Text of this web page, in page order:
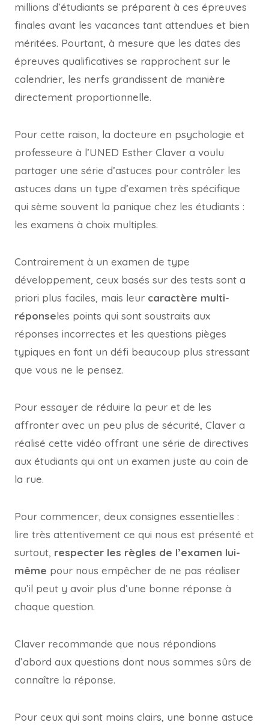
millions d’étudiants se préparent à ces épreuves
finales avant les vacances tant attendues et bien
méritées. Pourtant, à mesure que les dates des
épreuves qualificatives se rapprochent sur le
calendrier, les nerfs grandissent de manière
directement proportionnelle.
Pour cette raison, la docteure en psychologie et
professeure à l’UNED Esther Claver a voulu
partager une série d’astuces pour contrôler les
astuces dans un type d’examen très spécifique
qui sème souvent la panique chez les étudiants :
les examens à choix multiples.
Contrairement à un examen de type
développement, ceux basés sur des tests sont a
priori plus faciles, mais leur caractère multi-
réponseles points qui sont soustraits aux
réponses incorrectes et les questions pièges
typiques en font un défi beaucoup plus stressant
que vous ne le pensez.
Pour essayer de réduire la peur et de les
affronter avec un peu plus de sécurité, Claver a
réalisé cette vidéo offrant une série de directives
aux étudiants qui ont un examen juste au coin de
la rue.
Pour commencer, deux consignes essentielles :
lire très attentivement ce qui nous est présenté et
surtout, respecter les règles de l’examen lui-
même pour nous empêcher de ne pas réaliser
qu’il peut y avoir plus d’une bonne réponse à
chaque question.
Claver recommande que nous répondions
d’abord aux questions dont nous sommes sûrs de
connaître la réponse.
Pour ceux qui sont moins clairs, une bonne astuce